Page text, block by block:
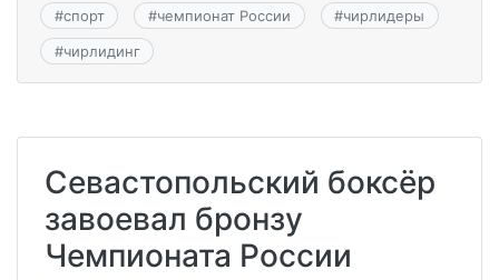
#спорт #чемпионат России #чирлидеры
#чирлидинг
Севастопольский боксёр
завоевал бронзу
Чемпионата России